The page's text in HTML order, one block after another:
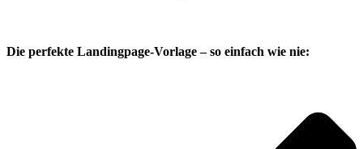
Die perfekte Landingpage-Vorlage – so einfach wie nie: